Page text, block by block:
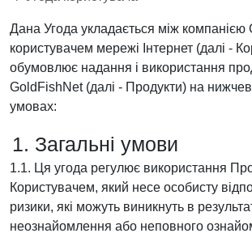
Дана Угода укладається між компанією
користувачем мережі Інтернет (далі -
обумовлює надання і використання
GoldFishNet (далі - Продукти) на
умовах:
1. Загальні умови
1.1. Ця угода регулює використання
Користувачем, який несе особисту
ризики, які можуть виникнуть в
неознайомлення або неповного